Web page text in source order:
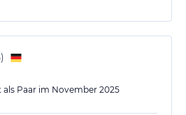
Krautkrämer – am Hiltruper See
unverbindliche
)
als Paar im November 2025